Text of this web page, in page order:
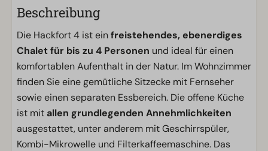
Beschreibung
Die Hackfort 4 ist einfreistehendes, ebenerdiges
Chalet für bis zu 4 Personen und ideal für einen
komfortablen Aufenthalt in der Natur. Im Wohnzimmer
finden Sie eine gemütliche Sitzecke mit Fernseher
sowie einen separaten Essbereich. Die offene Küche
ist mit allen grundlegenden Annehmlichkeiten
ausgestattet, unter anderem mit Geschirrspüler,
Kombi-Mikrowelle und Filterkaffeemaschine. Das